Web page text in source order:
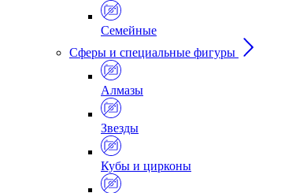
Семейные
Сферы и специальные фигуры
Алмазы
Звезды
Кубы и цирконы